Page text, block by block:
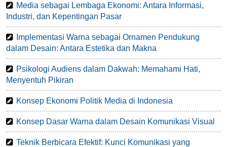
Media sebagai Lembaga Ekonomi: Antara Informasi,
Industri, dan Kepentingan Pasar
Implementasi Warna sebagai Ornamen Pendukung
dalam Desain: Antara Estetika dan Makna
Psikologi Audiens dalam Dakwah: Memahami Hati,
Menyentuh Pikiran
Konsep Ekonomi Politik Media di Indonesia
Konsep Dasar Warna dalam Desain Komunikasi Visual
Teknik Berbicara Efektif: Kunci Komunikasi yang